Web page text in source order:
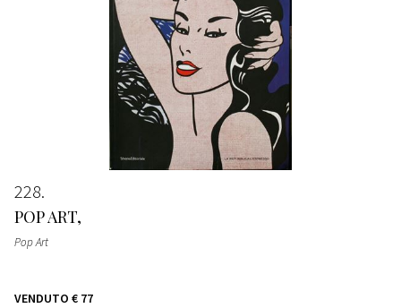
228
POP ART,
Pop Art
VENDUTO € 77